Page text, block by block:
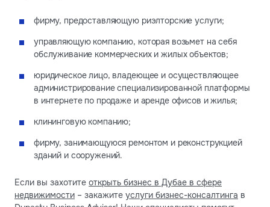
фирму, предоставляющую риэлторские услуги;
управляющую компанию, которая возьмет на себя
обслуживание коммерческих и жилых объектов;
юридическое лицо, владеющее и осуществляющее
администрирование специализированной платформы
в интернете по продаже и аренде офисов и жилья;
клининговую компанию;
фирму, занимающуюся ремонтом и реконструкцией
зданий и сооружений.
Если вы захотите открыть бизнес в Дубае в сфере
недвижимости – закажите услуги бизнес-консалтинга в